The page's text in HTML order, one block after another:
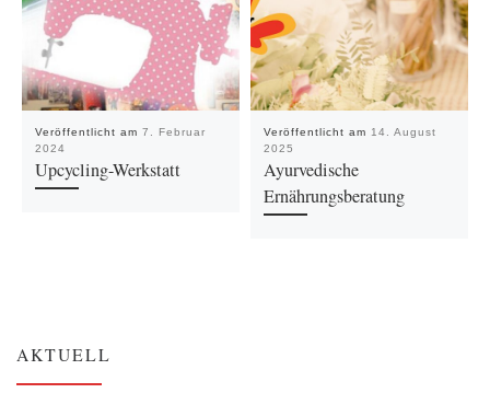
Veröffentlicht am 7. Februar
2024
Upcycling-Werkstatt
Veröffentlicht am 14. August
2025
Ayurvedische
Ernährungsberatung
AKTUELL